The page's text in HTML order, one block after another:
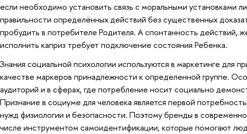
если необходимо установить связь с моральными установками
правильности определённых действий без существенных
пробудить в потребителе Родителя. А спонтанность действий,
исполнить каприз требует подключение состояния Ребенка.
Знания социальной психологии используются в маркетинге для
качестве маркеров принадлежности к определенной группе.
аудиторий и в сферах, где потребление носит социально
Признание в социуме для человека является первой
нужд физиологии и безопасности. Поэтому бренды в
числе инструментом самоидентификации, которые помогают